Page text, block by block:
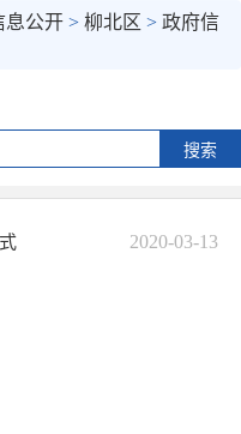
息公开 > 柳北区 > 政府信
2020-03-13